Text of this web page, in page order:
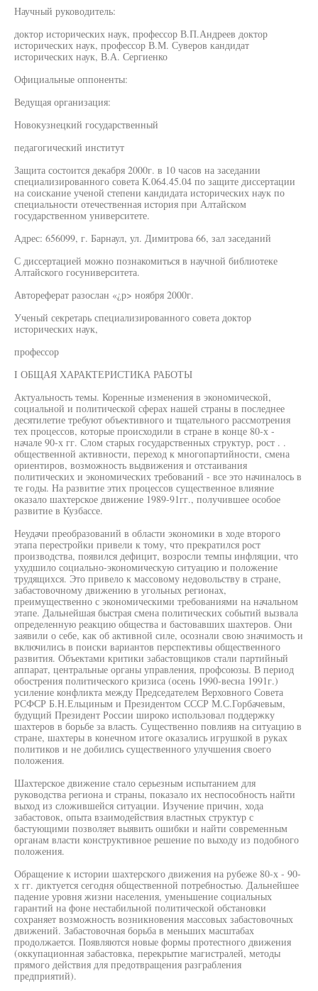
Научный руководитель:
доктор исторических наук, профессор В.П.Андреев доктор
исторических наук, профессор В.М. Суверов кандидат
исторических наук, В.А. Сергиенко
Официальные оппоненты:
Ведущая организация:
Новокузнецкий государственный
педагогический институт
Защита состоится декабря 2000г. в 10 часов на заседании
специализированного совета К.064.45.04 по защите диссертации
на соискание ученой степени кандидата исторических наук по
специальности отечественная история при Алтайском
государственном университете.
Адрес: 656099, г. Барнаул, ул. Димитрова 66, зал заседаний
С диссертацией можно познакомиться в научной библиотеке
Алтайского госуниверситета.
Автореферат разослан «¿р> ноября 2000г.
Ученый секретарь специализированного совета доктор
исторических наук,
профессор
I ОБЩАЯ ХАРАКТЕРИСТИКА РАБОТЫ
Актуальность темы. Коренные изменения в экономической,
социальной и политической сферах нашей страны в последнее
десятилетие требуют объективного и тщательного рассмотрения
тех процессов, которые происходили в стране в конце 80-х -
начале 90-х гг. Слом старых государственных структур, рост . .
общественной активности, переход к многопартийности, смена
ориентиров, возможность выдвижения и отстаивания
политических и экономических требований - все это начиналось в
те годы. На развитие этих процессов существенное влияние
оказало шахтерское движение 1989-91гг., получившее особое
развитие в Кузбассе.
Неудачи преобразований в области экономики в ходе второго
этапа перестройки привели к тому, что прекратился рост
производства, появился дефицит, возросли темпы инфляции, что
ухудшило социально-экономическую ситуацию и положение
трудящихся. Это привело к массовому недовольству в стране,
забастовочному движению в угольных регионах,
преимущественно с экономическими требованиями на начальном
этапе. Дальнейшая быстрая смена политических событий вызвала
определенную реакцию общества и бастовавших шахтеров. Они
заявили о себе, как об активной силе, осознали свою значимость и
включились в поиски вариантов перспективы общественного
развития. Объектами критики забастовщиков стали партийный
аппарат, центральные органы управления, профсоюзы. В период
обострения политического кризиса (осень 1990-весна 1991г.)
усиление конфликта между Председателем Верховного Совета
РСФСР Б.Н.Ельциным и Президентом СССР М.С.Горбачевым,
будущий Президент России широко использовал поддержку
шахтеров в борьбе за власть. Существенно повлияв на ситуацию в
стране, шахтеры в конечном итоге оказались игрушкой в руках
политиков и не добились существенного улучшения своего
положения.
Шахтерское движение стало серьезным испытанием для
руководства региона и страны, показало их неспособность найти
выход из сложившейся ситуации. Изучение причин, хода
забастовок, опыта взаимодействия властных структур с
бастующими позволяет выявить ошибки и найти современным
органам власти конструктивное решение по выходу из подобного
положения.
Обращение к истории шахтерского движения на рубеже 80-х - 90-
х гг. диктуется сегодня общественной потребностью. Дальнейшее
падение уровня жизни населения, уменьшение социальных
гарантий на фоне нестабильной политической обстановки
сохраняет возможность возникновения массовых забастовочных
движений. Забастовочная борьба в меньших масштабах
продолжается. Появляются новые формы протестного движения
(оккупационная забастовка, перекрытие магистралей, методы
прямого действия для предотвращения разграбления
предприятий).